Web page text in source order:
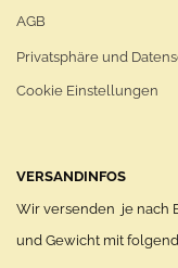
AGB
Privatsphäre und
Cookie Einstellungen
VERSANDINFOS
Wir versenden je nach
und Gewicht mit